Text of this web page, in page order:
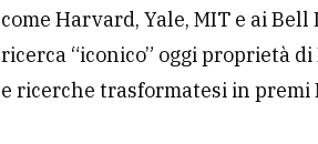
come Harvard, Yale, MIT e ai
ricerca “iconico” oggi proprietà
e ricerche trasformatesi in premi